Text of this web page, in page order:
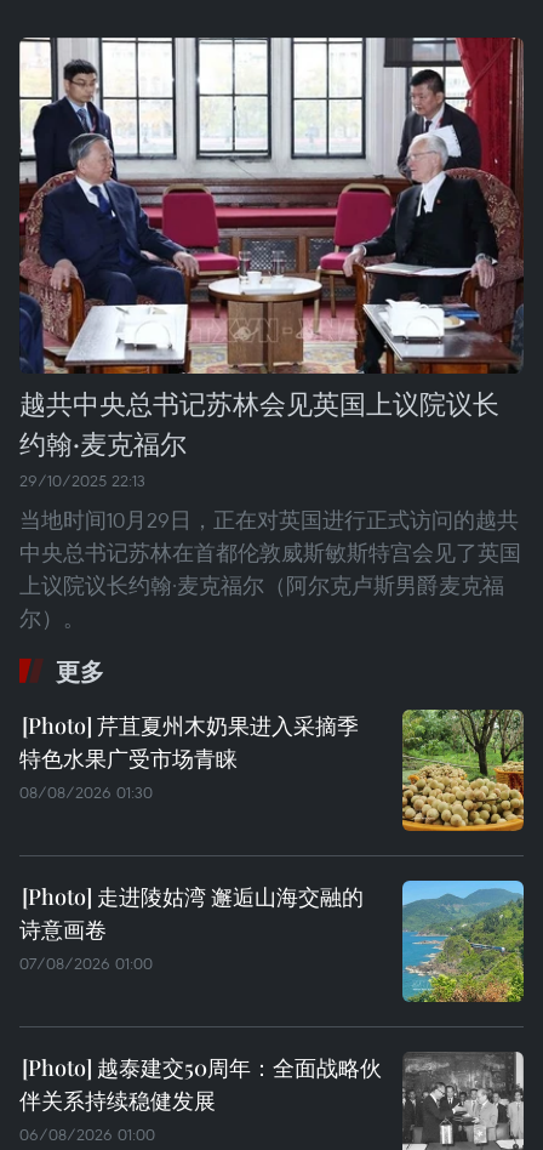
越共中央总书记苏林会见英国上议院议长
约翰·麦克福尔
29/10/2025 22:13
当地时间10月29日，正在对英国进行正式访问的越共
中央总书记苏林在首都伦敦威斯敏斯特宫会见了英国
上议院议长约翰·麦克福尔（阿尔克卢斯男爵麦克福
尔）。
更多
芹苴夏州木奶果进入采摘季
特色水果广受市场青睐
08/08/2026 01:30
走进陵姑湾 邂逅山海交融的
诗意画卷
07/08/2026 01:00
越泰建交50周年：全面战略伙
伴关系持续稳健发展
06/08/2026 01:00